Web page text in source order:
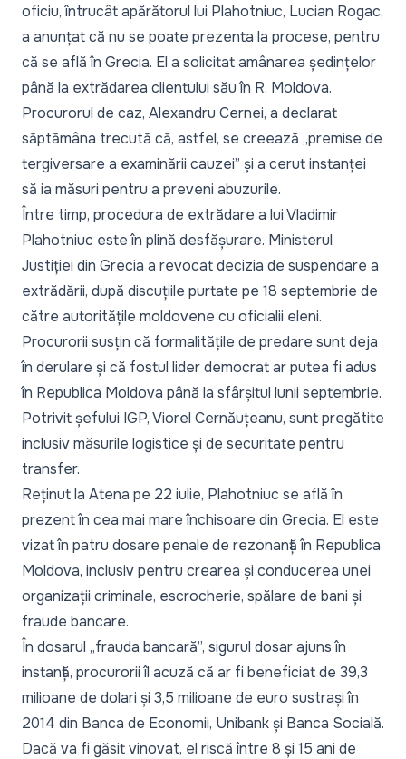
oficiu, întrucât apărătorul lui Plahotniuc, Lucian Rogac,
a anunțat că nu se poate prezenta la procese, pentru
că se află în Grecia. El a solicitat amânarea ședințelor
până la extrădarea clientului său în R. Moldova.
Procurorul de caz, Alexandru Cernei, a declarat
săptămâna trecută că, astfel, se creează „premise de
tergiversare a examinării cauzei” și a cerut instanței
să ia măsuri pentru a preveni abuzurile.
Între timp, procedura de extrădare a lui Vladimir
Plahotniuc este în plină desfășurare. Ministerul
Justiției din Grecia a revocat decizia de suspendare a
extrădării, după discuțiile purtate pe 18 septembrie de
către autoritățile moldovene cu oficialii eleni.
Procurorii susțin că formalitățile de predare sunt deja
în derulare și că fostul lider democrat ar putea fi adus
în Republica Moldova până la sfârșitul lunii septembrie.
Potrivit șefului IGP, Viorel Cernăuțeanu, sunt pregătite
inclusiv măsurile logistice și de securitate pentru
transfer.
Reținut la Atena pe 22 iulie, Plahotniuc se află în
prezent în cea mai mare închisoare din Grecia. El este
vizat în patru dosare penale de rezonanță în Republica
Moldova, inclusiv pentru crearea și conducerea unei
organizații criminale, escrocherie, spălare de bani și
fraude bancare.
În dosarul „frauda bancară”, sigurul dosar ajuns în
instanță, procurorii îl acuză că ar fi beneficiat de 39,3
milioane de dolari și 3,5 milioane de euro sustrași în
2014 din Banca de Economii, Unibank și Banca Socială.
Dacă va fi găsit vinovat, el riscă între 8 și 15 ani de